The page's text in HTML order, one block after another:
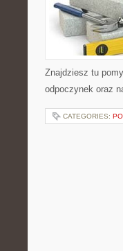
Znajdziesz tu
odpoczynek oraz
CATEGORIES: